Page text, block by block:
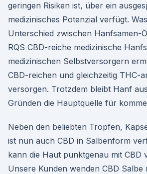
geringen Risiken ist, über ein
medizinisches Potenzial verfügt.
Unterschied zwischen Hanfsamen-
RQS CBD-reiche medizinische
medizinischen Selbstversorgern
CBD-reichen und gleichzeitig THC-
versorgen. Trotzdem bleibt Hanf
Gründen die Hauptquelle für
Neben den beliebten Tropfen,
ist nun auch CBD in Salbenform
kann die Haut punktgenau mit CBD
Unsere Kunden wenden CBD Salbe